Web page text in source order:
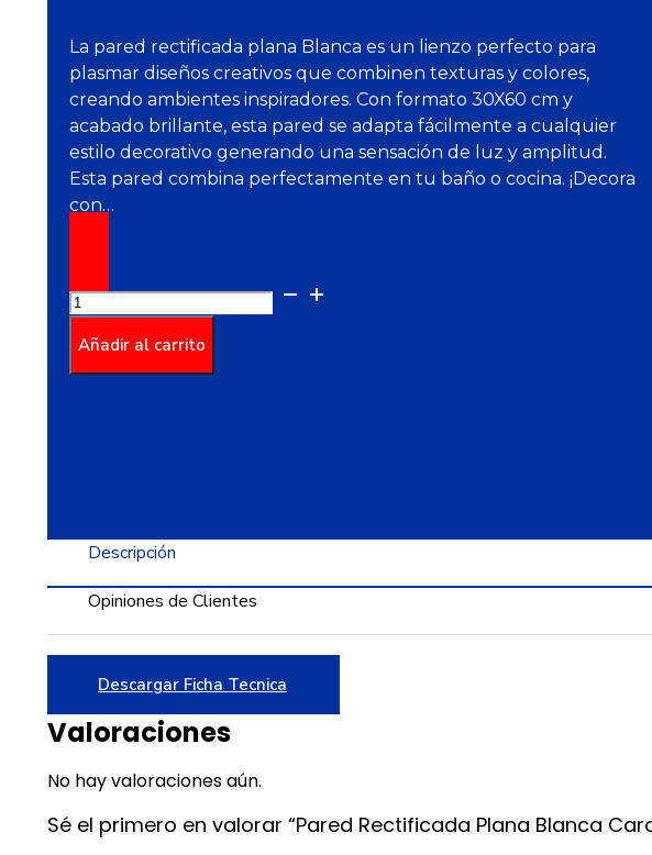
La pared rectificada plana Blanca es un lienzo perfecto para
plasmar diseños creativos que combinen texturas y colores,
creando ambientes inspiradores. Con formato 30X60 cm y
acabado brillante, esta pared se adapta fácilmente a cualquier
estilo decorativo generando una sensación de luz y amplitud.
Esta pared combina perfectamente en tu baño o cocina. ¡Decora
con…
Pared
Rectificada
Plana
Blanca
Añadir al carrito
Descripción
Opiniones de Clientes
Descargar Ficha Tecnica
Valoraciones
No hay valoraciones aún.
Sé el primero en valorar “Pared Rectificada Plana Blanca